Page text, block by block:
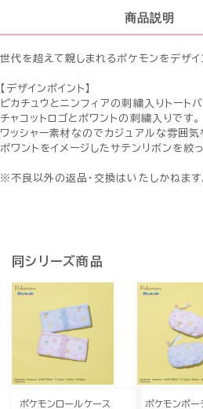
商品説明
世代を超えて親しまれるポケモンをデ
【デザインポイント】
ピカチュウとニンフィアの刺繍入りトートバ
チャコットロゴとポワントの刺繍入りです。
ワッシャー素材なのでカジュアルな雰囲気
ポワントをイメージしたサテンリボンを絞
※不良以外の返品・交換はいたしかねます
同シリーズ商品
ポケモンロールケース ポケモンポー